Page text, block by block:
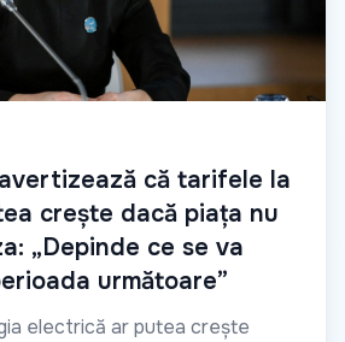
că tarifele la
crește dacă piața nu
„Depinde ce se va
următoare”
electrică ar putea crește